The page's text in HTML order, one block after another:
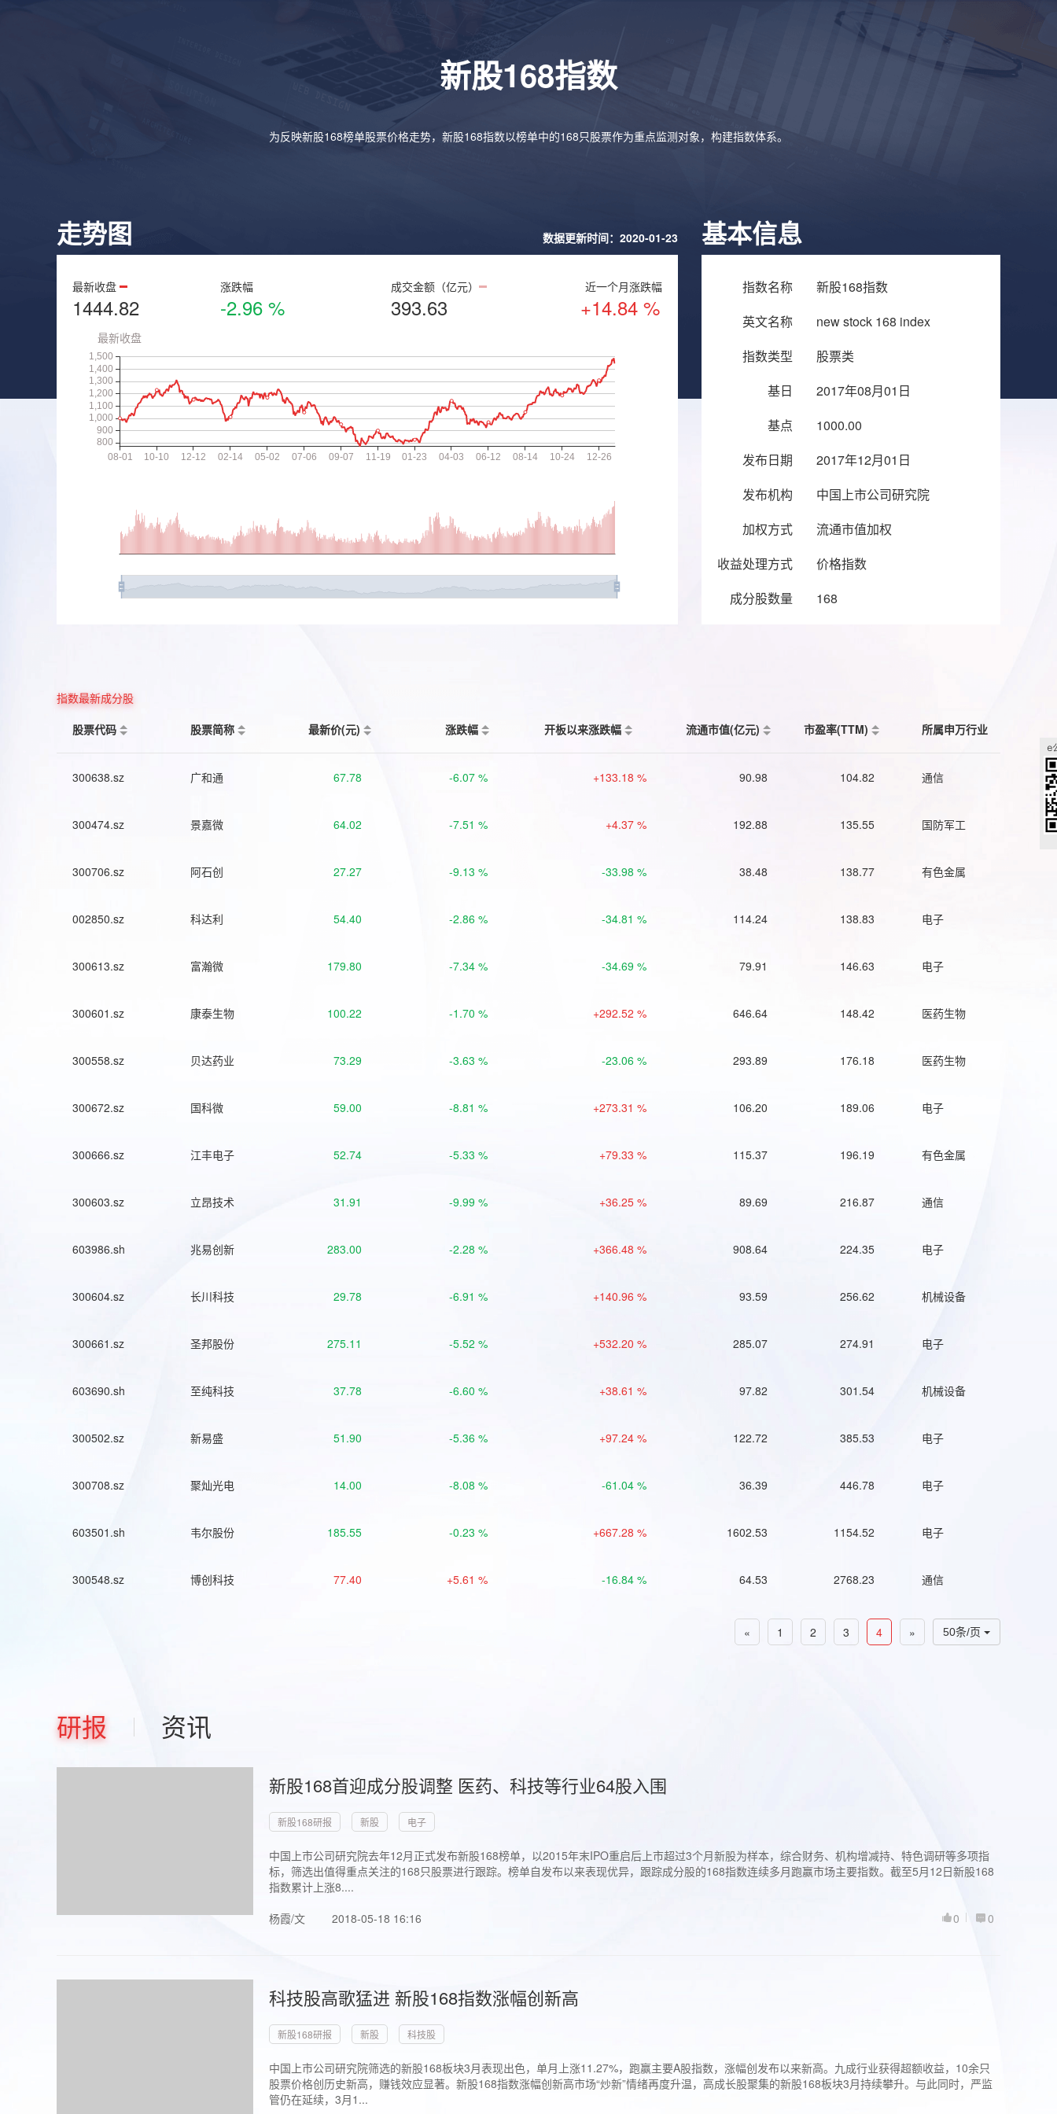
新股168指数
为反映新股168榜单股票价格走势，新股168指数以榜单中的168只股票作为重点监测对象，构建指数体系。
走势图 数据更新时间：2020-01-23
最新收盘
1444.82
涨跌幅
-2.96 %
成交金额（亿元）
393.63
近一个月涨跌幅
+14.84 %
基本信息
指数名称
新股168指数
英文名称
new stock 168 index
指数类型
股票类
基日
2017年08月01日
基点
1000.00
发布日期
2017年12月01日
发布机构
中国上市公司研究院
加权方式
流通市值加权
收益处理方式
价格指数
成分股数量
168
指数最新成分股
股票代码
股票简称 最新价(元) 涨跌幅 开板以来涨跌幅 流通市值(亿元) 市盈率(TTM) 所属申万行业
300638.sz 广和通 67.78 -6.07 % +133.18 % 90.98 104.82 通信
300474.sz 景嘉微 64.02 -7.51 % +4.37 % 192.88 135.55 国防军工
300706.sz 阿石创 27.27 -9.13 % -33.98 % 38.48 138.77 有色金属
002850.sz 科达利 54.40 -2.86 % -34.81 % 114.24 138.83 电子
300613.sz 富瀚微 179.80 -7.34 % -34.69 % 79.91 146.63 电子
300601.sz 康泰生物 100.22 -1.70 % +292.52 % 646.64 148.42 医药生物
300558.sz 贝达药业 73.29 -3.63 % -23.06 % 293.89 176.18 医药生物
300672.sz 国科微 59.00 -8.81 % +273.31 % 106.20 189.06 电子
300666.sz 江丰电子 52.74 -5.33 % +79.33 % 115.37 196.19 有色金属
300603.sz 立昂技术 31.91 -9.99 % +36.25 % 89.69 216.87 通信
603986.sh 兆易创新 283.00 -2.28 % +366.48 % 908.64 224.35 电子
300604.sz 长川科技 29.78 -6.91 % +140.96 % 93.59 256.62 机械设备
300661.sz 圣邦股份 275.11 -5.52 % +532.20 % 285.07 274.91 电子
603690.sh 至纯科技 37.78 -6.60 % +38.61 % 97.82 301.54 机械设备
300502.sz 新易盛 51.90 -5.36 % +97.24 % 122.72 385.53 电子
300708.sz 聚灿光电 14.00 -8.08 % -61.04 % 36.39 446.78 电子
603501.sh 韦尔股份 185.55 -0.23 % +667.28 % 1602.53 1154.52 电子
300548.sz 博创科技 77.40 +5.61 % -16.84 % 64.53 2768.23 通信
50条/页
« 1 2 3 4 »
研报 资讯
新股168首迎成分股调整 医药、科技等行业64股入围
新股168研报 新股 电子
中国上市公司研究院去年12月正式发布新股168榜单，以2015年末IPO重启后上市超过3个月新股为样本，综合财务、机构增减持、特色调研等多项指
标，筛选出值得重点关注的168只股票进行跟踪。榜单自发布以来表现优异，跟踪成分股的168指数连续多月跑赢市场主要指数。截至5月12日新股168
指数累计上涨8....
杨霞/文
2018-05-18 16:16 0
0
科技股高歌猛进 新股168指数涨幅创新高
新股168研报 新股 科技股
中国上市公司研究院筛选的新股168板块3月表现出色，单月上涨11.27%，跑赢主要A股指数，涨幅创发布以来新高。九成行业获得超额收益，10余只
股票价格创历史新高，赚钱效应显著。新股168指数涨幅创新高市场“炒新”情绪再度升温，高成长股聚集的新股168板块3月持续攀升。与此同时，严监
管仍在延续，3月1...